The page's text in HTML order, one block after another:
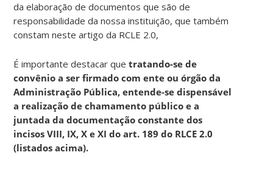
da elaboração de documentos que são de
responsabilidade da nossa instituição, que também
constam neste artigo da RCLE 2.0,
É importante destacar quetratando-se de
convênio a ser firmado com ente ou órgão da
Administração Pública, entende-se dispensável
a realização de chamamento público e a
juntada da documentação constante dos
incisos VIII, IX, X e XI do art. 189 do RLCE 2.0
(listados acima).